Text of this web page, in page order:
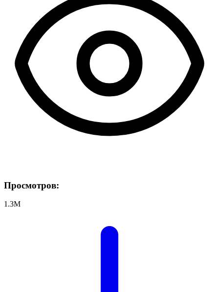
Просмотров:
1.3M